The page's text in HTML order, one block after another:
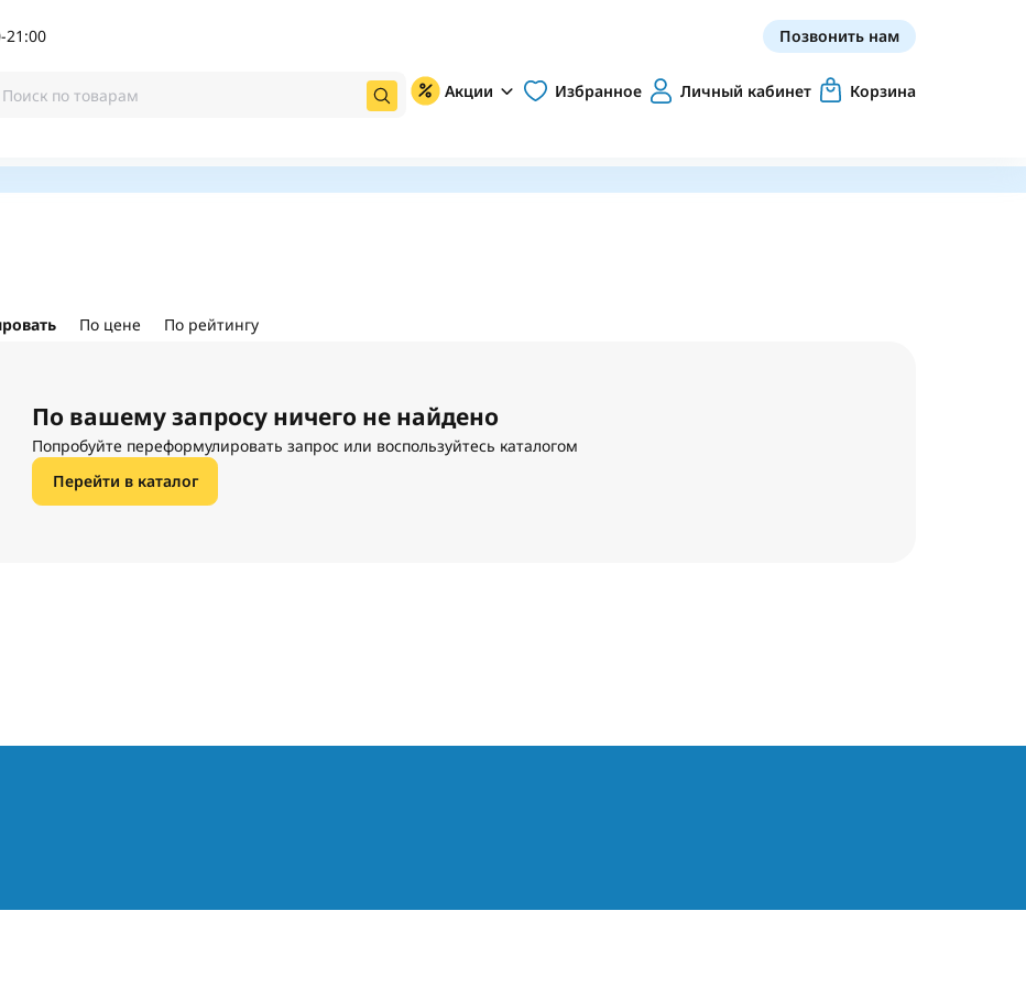
21:00 Позвонить нам
Акции Избранное Личный кабинет Корзина
По цене По рейтингу
По вашему запросу ничего не найдено
Попробуйте переформулировать запрос или воспользуйтесь каталогом
Перейти в каталог